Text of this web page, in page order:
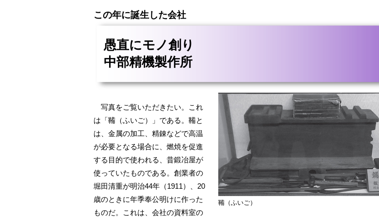
この年に誕生した会社
愚直にモノ創り
中部精機製作所
鞴（ふいご）
写真をご覧いただきたい。これ
は「鞴（ふいご）」である。鞴と
は、金属の加工、精錬などで高温
が必要となる場合に、燃焼を促進
する目的で使われる、昔鍛冶屋が
使っていたものである。創業者の
堀田清重が明治44年（1911）、20
歳のときに年季奉公明けに作った
ものだ。これは、会社の資料室の